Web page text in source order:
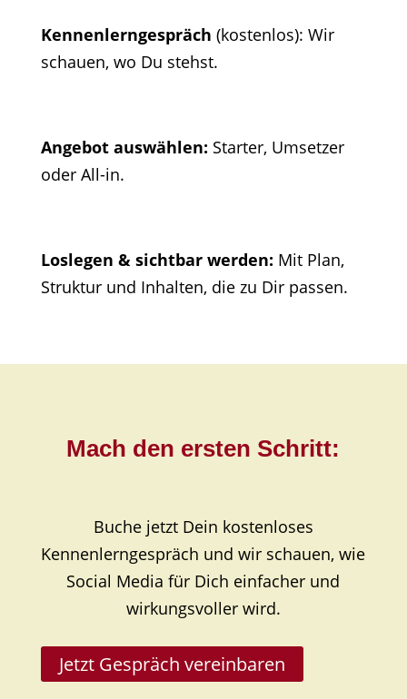
Kennenlerngespräch (kostenlos): Wir
schauen, wo Du stehst.
Angebot auswählen: Starter, Umsetzer
oder All-in.
Loslegen & sichtbar werden: Mit Plan,
Struktur und Inhalten, die zu Dir passen.
Mach den ersten Schritt:
Buche jetzt Dein kostenloses
Kennenlerngespräch und wir schauen, wie
Social Media für Dich einfacher und
wirkungsvoller wird.
Jetzt Gespräch vereinbaren